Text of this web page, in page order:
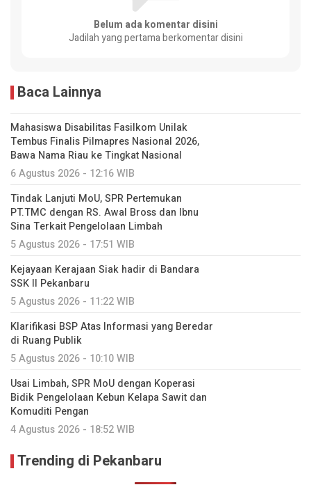
Belum ada komentar disini
Jadilah yang pertama berkomentar disini
Baca Lainnya
Mahasiswa Disabilitas Fasilkom Unilak
Tembus Finalis Pilmapres Nasional 2026,
Bawa Nama Riau ke Tingkat Nasional
6 Agustus 2026 - 12:16 WIB
Tindak Lanjuti MoU, SPR Pertemukan
PT.TMC dengan RS. Awal Bross dan Ibnu
Sina Terkait Pengelolaan Limbah
5 Agustus 2026 - 17:51 WIB
Kejayaan Kerajaan Siak hadir di Bandara
SSK II Pekanbaru
5 Agustus 2026 - 11:22 WIB
Klarifikasi BSP Atas Informasi yang Beredar
di Ruang Publik
5 Agustus 2026 - 10:10 WIB
Usai Limbah, SPR MoU dengan Koperasi
Bidik Pengelolaan Kebun Kelapa Sawit dan
Komuditi Pengan
4 Agustus 2026 - 18:52 WIB
Trending di Pekanbaru